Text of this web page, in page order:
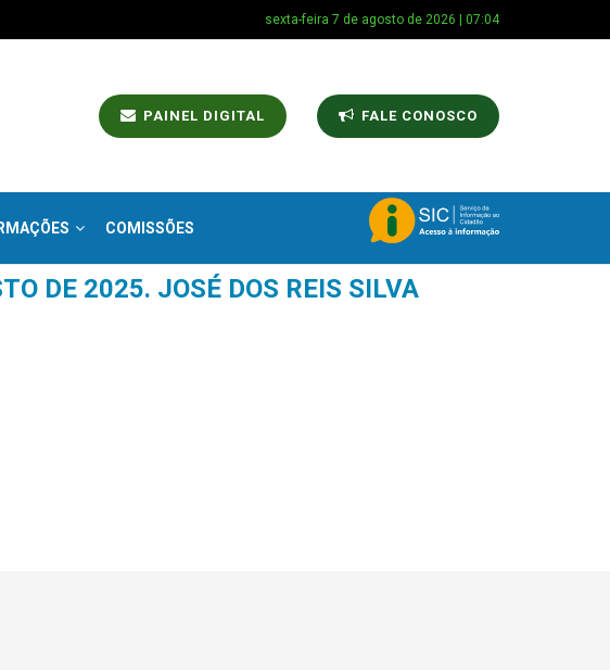
sexta-feira 7 de agosto de 2026 | 07:04
PAINEL DIGITAL FALE CONOSCO
COMISSÕES
DE 2025. JOSÉ DOS REIS SILVA